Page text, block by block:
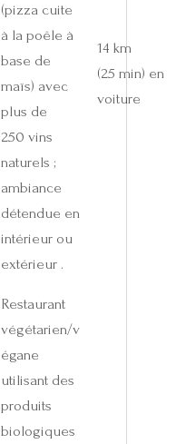
(pizza cuite
à la poêle à
base de
maïs) avec
plus de
250 vins
naturels ;
ambiance
détendue en
intérieur ou
extérieur .
14 km
(25 min) en
voiture
Restaurant
végétarien/v
égane
utilisant des
produits
biologiques